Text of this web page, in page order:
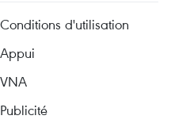
Conditions d'utilisation
Appui
VNA
Publicité